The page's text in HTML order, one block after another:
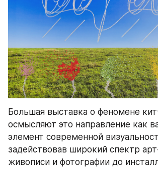
Большая выставка о феномене
осмысляют это направление как
элемент современной
задействовав широкий спектр
живописи и фотографии до